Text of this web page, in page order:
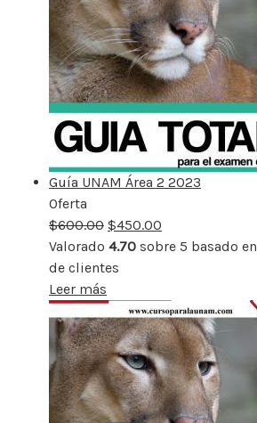
Guía UNAM Área 2 2023
Oferta
rebajado
$600.00 $450.00
Valorado 4.70 sobre 5 basado en
de clientes
Leer más